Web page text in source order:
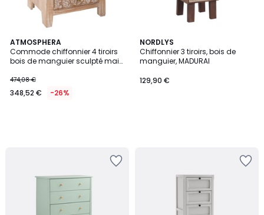
ATMOSPHERA
Commode chiffonnier 4 tiroirs
bois de manguier sculpté main
474,08 €
348,52 € -26%
NORDLYS
Chiffonnier 3 tiroirs, bois de
manguier, MADURAI
129,90 €